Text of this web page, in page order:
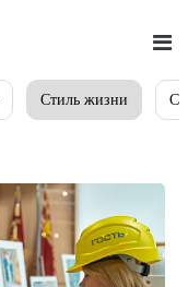
Стиль жизни